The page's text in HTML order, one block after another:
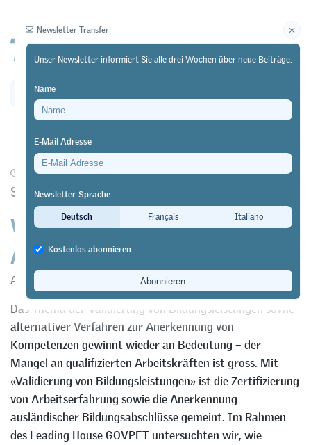
07/05/24 Forschung https://doi.org/10.64829/10863
Studie des Leading House GOVPET
Welchen Wert haben alternative
Abschlüsse auf dem Arbeitsmarkt?
Annatina Aerne Giuliano Bonoli
Das Thema der Validierung von Bildungsleistungen sowie
alternativer Verfahren zur Anerkennung von
Kompetenzen gewinnt wieder an Bedeutung – der
Mangel an qualifizierten Arbeitskräften ist gross. Mit
«Validierung von Bildungsleistungen» ist die Zertifizierung
von Arbeitserfahrung sowie die Anerkennung
ausländischer Bildungsabschlüsse gemeint. Im Rahmen
des Leading House GOVPET untersuchten wir, wie
Newsletter Transfer
Unser Newsletter informiert Sie alle drei Wochen über neue Beiträge.
Name
E-Mail Adresse
Newsletter-Sprache
Deutsch
Français Italiano
Kostenlos abonnieren